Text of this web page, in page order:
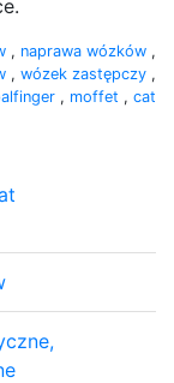
, naprawa wózków ,
, wózek zastępczy ,
, moffet , cat